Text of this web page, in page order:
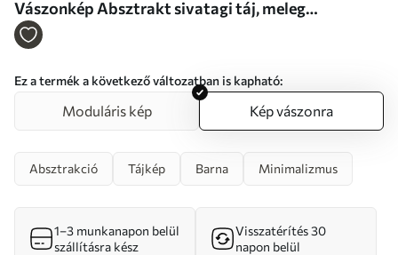
Vászonkép Absztrakt sivatagi táj, meleg
narancssárga és fehér tónusú, hullámzó
Ez a termék a következő változatban is kapható:
Moduláris kép Kép vászonra
Absztrakció Tájkép Barna Minimalizmus
1–3 munkanapon belül
szállításra kész
Visszatérítés 30
napon belül